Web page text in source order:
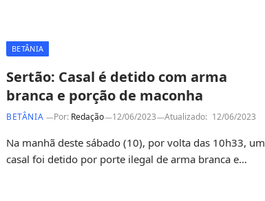
BETÂNIA
Sertão: Casal é detido com arma
branca e porção de maconha
BETÂNIA Por: Redação 12/06/2023 Atualizado: 12/06/2023
Na manhã deste sábado (10), por volta das 10h33, um
casal foi detido por porte ilegal de arma branca e…